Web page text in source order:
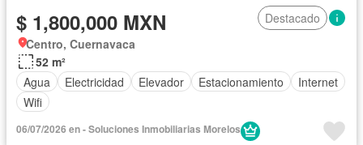
$ 1,800,000 MXN
Destacado
Centro, Cuernavaca
52 m²
Agua
Electricidad Elevador Estacionamiento
Internet
Wifi
06/07/2026 en - Soluciones Inmobiliarias Morelos